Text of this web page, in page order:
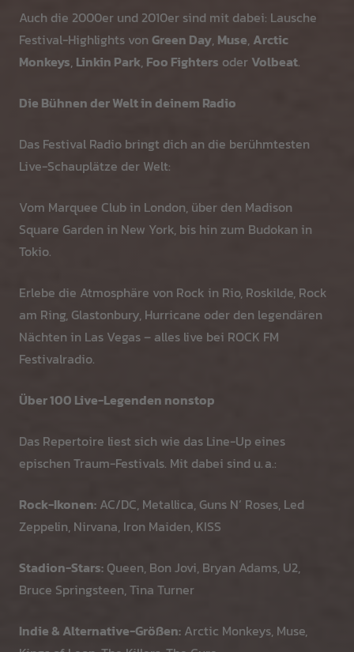
Auch die 2000er und 2010er sind mit dabei: Lausche
Festival-Highlights von Green Day, Muse, Arctic
Monkeys, Linkin Park, Foo Fighters oder Volbeat.
Die Bühnen der Welt in deinem Radio
Das Festival Radio bringt dich an die berühmtesten
Live-Schauplätze der Welt:
Vom Marquee Club in London, über den Madison
Square Garden in New York, bis hin zum Budokan in
Tokio.
Erlebe die Atmosphäre von Rock in Rio, Roskilde, Rock
am Ring, Glastonbury, Hurricane oder den legendären
Nächten in Las Vegas – alles live bei ROCK FM
Festivalradio.
Über 100 Live-Legenden nonstop
Das Repertoire liest sich wie das Line-Up eines
epischen Traum-Festivals. Mit dabei sind u. a.:
Rock-Ikonen: AC/DC, Metallica, Guns N’ Roses, Led
Zeppelin, Nirvana, Iron Maiden, KISS
Stadion-Stars: Queen, Bon Jovi, Bryan Adams, U2,
Bruce Springsteen, Tina Turner
Indie & Alternative-Größen: Arctic Monkeys, Muse,